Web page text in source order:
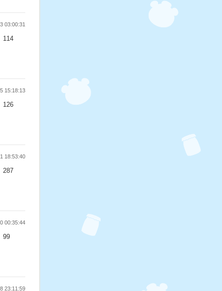
03:00:31
114
15:18:13
126
18:53:40
287
00:35:44
99
23:11:59